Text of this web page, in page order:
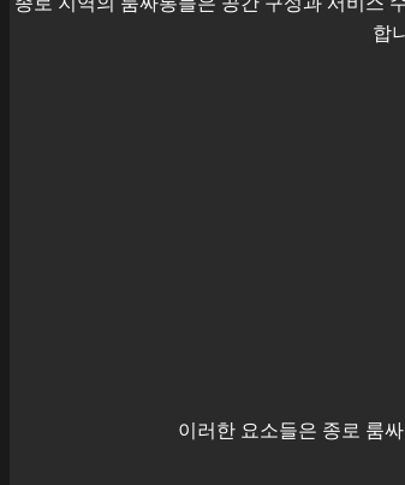
합
이러한 요소들은 종로 룸